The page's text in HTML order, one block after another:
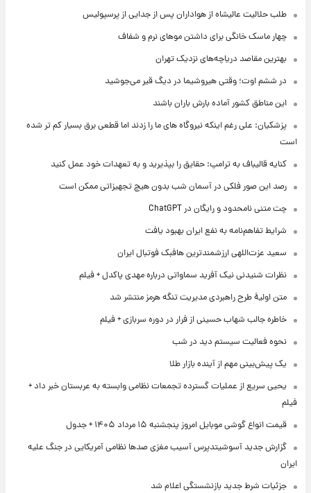
طلب حلالیت عالیشاه از هواداران پس از جدایی از پرسپولیس
چهار ماسک خانگی برای داشتن موهای نرم و شفاف
بهترین مقاصد دریاچه‌های نزدیک تهران
در ششم اوت؛ وقتی هیروشیما در دیگ قیر می‌جوشید
این مناطق کشور آماده بارش باران باشند
پزشکیان: علی رغم اینکه نیروگاه های ما را زدند اما قطعی برق بسیار کم تر شده
است
کنایه قالیباف به ترامپ: حقایق را بپذیرید و به تعهدات خود عمل کنید
رصد این صور فلکی در آسمان شب بدون هیچ تجهیزاتی ممکن است
چت متنی نامحدود و رایگان در ChatGPT
شرایط تفاهم‌نامه به نفع ایران بهبود یافت
سعید عزت‌اللهی ارزشمندترین هافبک فوتبال ایران
نظرات شنیدنی نیک آفرید سماواتی درباره مهدی پاکدل + فیلم
متن اولیۀ طرح راهبردی مدیریت تنگه هرمز منتشر شد
خاطره جالب شهاب حسینی از فرار در دوره سربازی + فیلم
نحوه فعالیت سیستم دید در شب
یک پیش‌بینی مهم از آینده بازار طلا
یحیی سریع از عملیات گسترده تجمعات نظامی وابسته به عربستان خبر داد +
فیلم
قیمت انواع گوشی موبایل امروز پنجشنبه ۱۵ مرداد ۱۴۰۵ + جدول
گزارش جدید آسوشیتدپرس آسیب مغزی صدها نظامی آمریکایی در جنگ علیه
ایران
جزئیات شرط جدید بازنشستگی اعلام شد